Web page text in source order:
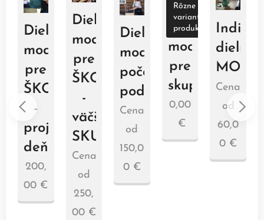
Dielnička
modrotlače
pre
ŠKOLY
-
projektový
deň
200,
00 €
Dielnička
modrotlače
pre
ŠKOLY
-
väčšia
SKUPINA
Cena
od
250,
00€
Dielnička
modrotlače
počas
podujatia
Cena
od
150,0
0€
Dielnička
modrotlače
pre
skupinu
Rôzne
varianty
produktov
0,00
€
Cena
od
60,0
0 €